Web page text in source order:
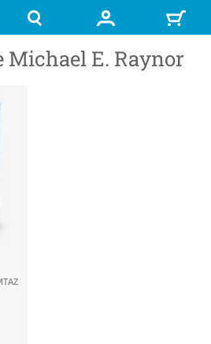
Michael E. Raynor